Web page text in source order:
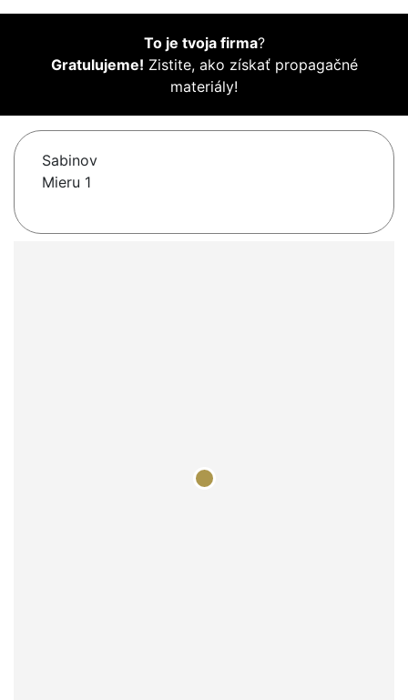
To je tvoja firma?
Gratulujeme! Zistite, ako získať propagačné
materiály!
Sabinov
Mieru 1